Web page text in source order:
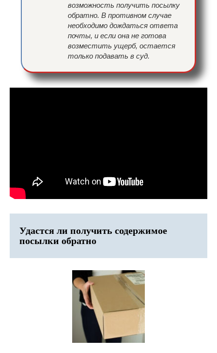
возможность получить посылку
обратно. В противном случае
необходимо дождаться ответа
почты, и если она не готова
возместить ущерб, остается
только подавать в суд.
Удастся ли получить содержимое
посылки обратно